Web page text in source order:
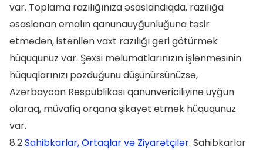
var. Toplama razılığınıza əsaslandıqda, razılığa
əsaslanan emalın qanunauyğunluğuna təsir
etmədən, istənilən vaxt razılığı geri götürmək
hüququnuz var. Şəxsi məlumatlarınızın işlənməsinin
hüquqlarınızı pozduğunu düşünürsünüzsə,
Azərbaycan Respublikası qanunvericiliyinə uyğun
olaraq, müvafiq orqana şikayət etmək hüququnuz
var.
8.2Sahibkarlar, Ortaqlar və Ziyarətçilər. Sahibkarlar